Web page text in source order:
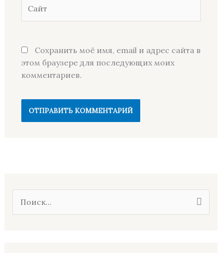
Сохранить моё имя, email и адрес сайта в
этом браузере для последующих моих
комментариев.